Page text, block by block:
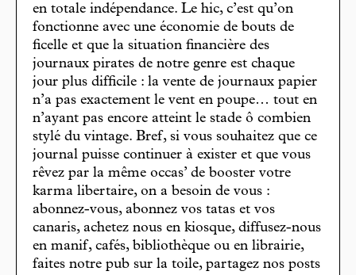
en totale indépendance. Le hic, c’est qu’on
fonctionne avec une économie de bouts de
ficelle et que la situation financière des
journaux pirates de notre genre est chaque
jour plus difficile : la vente de journaux papier
n’a pas exactement le vent en poupe… tout en
n’ayant pas encore atteint le stade ô combien
stylé du vintage. Bref, si vous souhaitez que ce
journal puisse continuer à exister et que vous
rêvez par la même occas’ de booster votre
karma libertaire, on a besoin de vous :
abonnez-vous, abonnez vos tatas et vos
canaris, achetez nous en kiosque, diffusez-nous
en manif, cafés, bibliothèque ou en librairie,
faites notre pub sur la toile, partagez nos posts